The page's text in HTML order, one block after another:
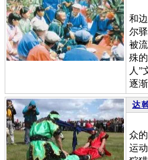
清
和
尔
被
殊
人”
逐
达
历
众
运